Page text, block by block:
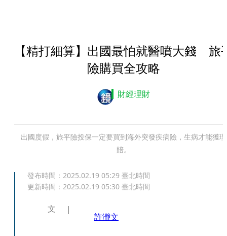
【精打細算】出國最怕就醫噴大錢 旅
險購買全攻略
財經理財
出國度假，旅平險投保一定要買到海外突發疾病險，生病才能獲理
賠。
發布時間： 2025.02.19 05:29 臺北時間
更新時間： 2025.02.19 05:30 臺北時間
文
許瀞文